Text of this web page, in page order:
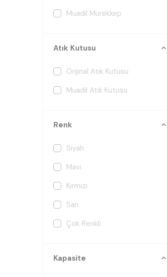
Muadil Mürekkep
Atık Kutusu
Orijinal Atık Kutusu
Muadil Atık Kutusu
Renk
Siyah
Mavi
Kırmızı
Sarı
Çok Renkli
Kapasite